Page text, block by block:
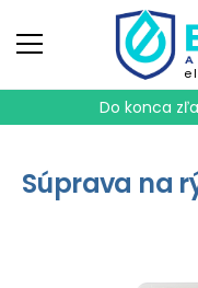
Do konca
Súprava na